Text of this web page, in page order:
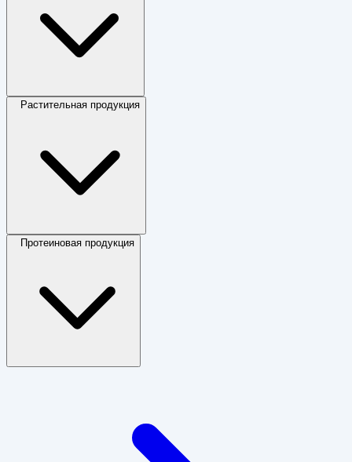
Растительная продукция
Протеиновая продукция